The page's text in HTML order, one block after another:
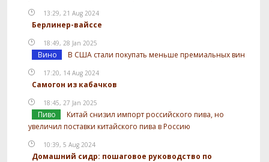
13:29, 21 Aug 2024
Берлинер-вайссе
18:49, 28 Jan 2025
Вино В США стали покупать меньше премиальных вин
17:20, 14 Aug 2024
Самогон из кабачков
18:45, 27 Jan 2025
Пиво
Китай снизил импорт российского пива, но
увеличил поставки китайского пива в Россию
10:39, 5 Aug 2024
Домашний сидр: пошаговое руководство по